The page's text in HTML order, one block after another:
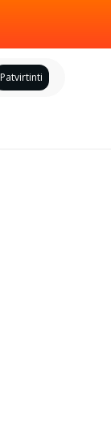
Patvirtinti